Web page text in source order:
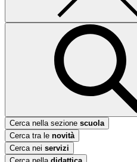
Cerca nella sezione scuola
Cerca tra le novità
Cerca nei servizi